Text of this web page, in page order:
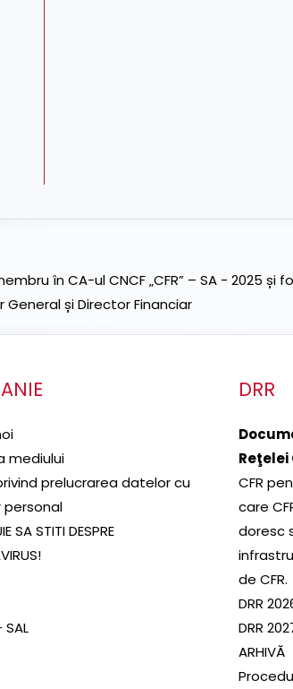
în CA-ul CNCF „CFR” – SA - 2025 și
și Director Financiar
mediului
prelucrarea datelor cu
SA STITI DESPRE
SAL
DRR
Reţelei
CFR
care
doresc
de CFR.
DRR
DRR
ARHIVĂ